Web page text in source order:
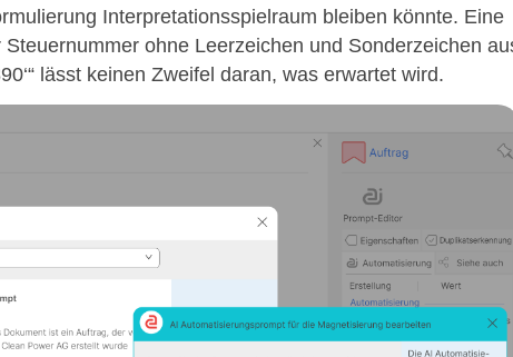
Interpretationsspielraum bleiben könnte. Eine
ohne Leerzeichen und Sonderzeichen
lässt keinen Zweifel daran, was erwartet wird.